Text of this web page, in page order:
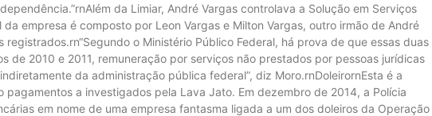
da Limiar, André Vargas controlava a Solução em Serviços
empresa é composto por Leon Vargas e Milton Vargas, outro irmão de André
registrados.rn“Segundo o Ministério Público Federal, há prova de que essas duas
de 2010 e 2011, remuneração por serviços não prestados por pessoas jurídicas
da administração pública federal”, diz Moro.rnDoleirornEsta é a
pagamentos a investigados pela Lava Jato. Em dezembro de 2014, a Polícia
em nome de uma empresa fantasma ligada a um dos doleiros da Operação